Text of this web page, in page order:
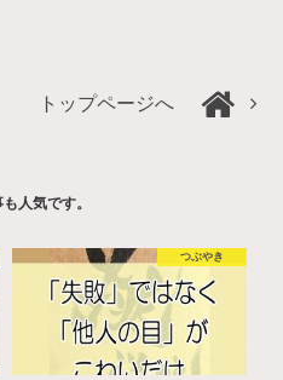
トップページへ
人気です。
つぶやき